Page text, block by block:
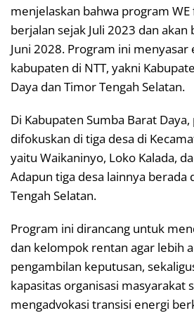
menjelaskan bahwa program WE
berjalan sejak Juli 2023 dan akan
Juni 2028. Program ini menyasar
kabupaten di NTT, yakni
Daya dan Timor Tengah Selatan.
Di Kabupaten Sumba Barat
difokuskan di tiga desa di
yaitu Waikaninyo, Loko Kalada,
Adapun tiga desa lainnya berada
Tengah Selatan.
Program ini dirancang untuk
dan kelompok rentan agar lebih
pengambilan keputusan,
kapasitas organisasi masyarakat
mengadvokasi transisi energi